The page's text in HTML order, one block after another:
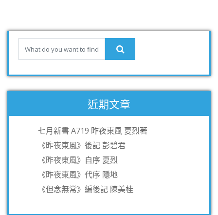
近期文章
七月新書 A719 昨夜東風 夏烈著
《昨夜東風》後記 彭碧君
《昨夜東風》自序 夏烈
《昨夜東風》代序 隱地
《但念無常》編後記 陳美桂